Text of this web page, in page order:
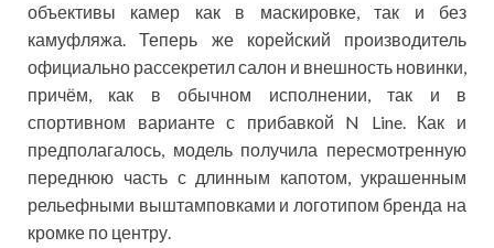
объективы камер как в маскировке, так и без
камуфляжа. Теперь же корейский производитель
официально рассекретил салон и внешность новинки,
причём, как в обычном исполнении, так и в
спортивном варианте с прибавкой N Line. Как и
предполагалось, модель получила пересмотренную
переднюю часть с длинным капотом, украшенным
рельефными выштамповками и логотипом бренда на
кромке по центру.